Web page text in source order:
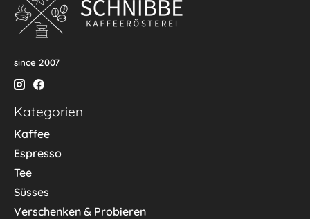
since 2007
Kategorien
Kaffee
Espresso
Tee
Süsses
Verschenken & Probieren